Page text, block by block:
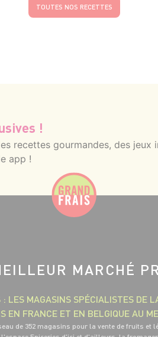
TOUTES NOS RECETTES
!
recettes gourmandes, des jeux
app !
MARCHÉ
: LES MAGASINS SPÉCIALISTES DE
EN FRANCE ET EN BELGIQUE AU
de 352 magasins pour la vente de fruits et